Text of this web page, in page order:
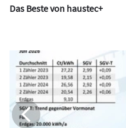
Das Beste von haustec+